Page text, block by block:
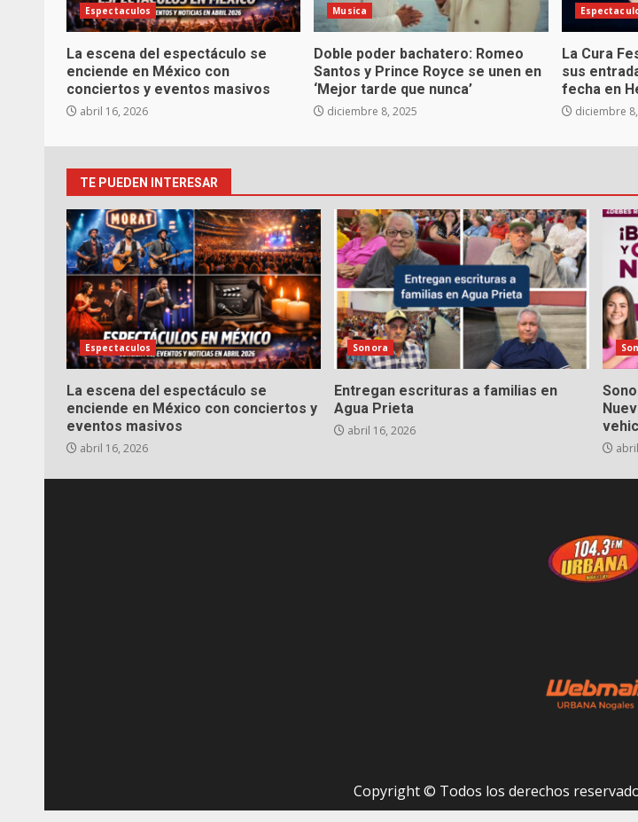
Espectaculos
La escena del espectáculo se
enciende en México con
conciertos y eventos masivos
abril 16, 2026
Musica
Doble poder bachatero: Romeo
Santos y Prince Royce se unen en
‘Mejor tarde que nunca’
diciembre 8, 2025
La Cura
sus
fecha en
diciembre
TE PUEDEN INTERESAR
Espectaculos
La escena del espectáculo se
enciende en México con conciertos y
eventos masivos
abril 16, 2026
Sonora
Entregan escrituras a familias en
Agua Prieta
abril 16, 2026
Copyright © Todos los derechos